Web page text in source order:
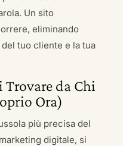
Un sito
eliminando
tuo cliente e la tua
Trovare da Chi
Ora)
più precisa del
digitale, si